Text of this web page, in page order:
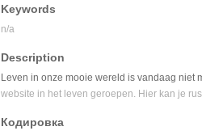
Keywords
n/a
Description
Leven in onze mooie wereld is vandaag niet
website in het leven geroepen. Hier kan je
Кодировка